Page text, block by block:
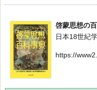
啓蒙思想の
日本18世紀
https://